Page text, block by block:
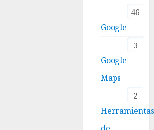
46
Google
3
Google
Maps
2
Herramientas